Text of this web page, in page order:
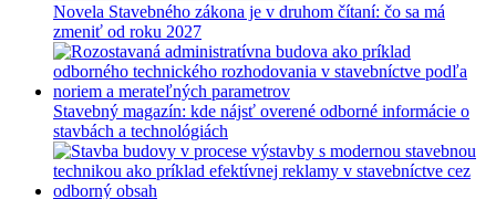
Novela Stavebného zákona je v druhom čítaní: čo sa má
zmeniť od roku 2027
Stavebný magazín: kde nájsť overené odborné informácie o
stavbách a technológiách